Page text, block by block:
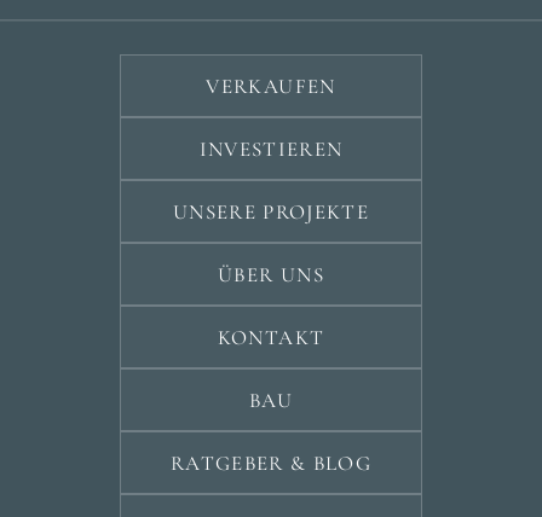
VERKAUFEN
INVESTIEREN
UNSERE PROJEKTE
ÜBER UNS
KONTAKT
BAU
RATGEBER & BLOG